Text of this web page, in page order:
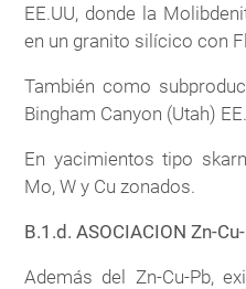
EE.UU, donde la
en un granito silícico con
También como
Bingham Canyon (Utah)
En yacimientos tipo
Mo, W y Cu zonados.
B.1.d. ASOCIACION Zn-
Además del Zn-Cu-Pb,